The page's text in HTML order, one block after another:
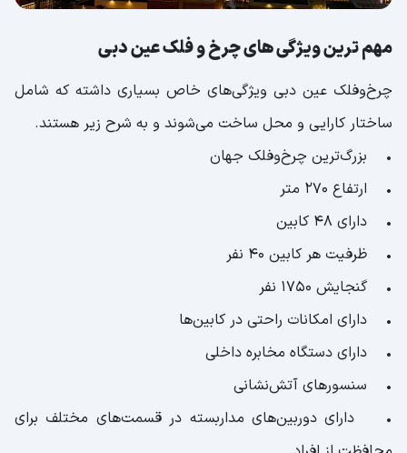
مهم‌ ترین ویژگی‌ های چرخ و فلک عین دبی
چرخ‌وفلک عین دبی ویژگی‌های خاص بسیاری داشته که شامل
ساختار کارایی و محل ساخت می‌شوند و به شرح زیر هستند.
• بزرگ‌ترین چرخ‌وفلک جهان
• ارتفاع ۲۷۰ متر
• دارای ۴۸ کابین
• ظرفیت هر کابین ۴۰ نفر
• گنجایش ۱۷۵۰ نفر
• دارای امکانات راحتی در کابین‌ها
• دارای دستگاه مخابره داخلی
• سنسور‌های آتش‌نشانی
• دارای دوربین‌های مداربسته در قسمت‌های مختلف برای